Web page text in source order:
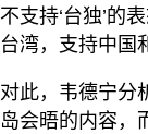
不支持‘台独’的
台湾，支持中国
对此，韦德宁分
岛会晤的内容，